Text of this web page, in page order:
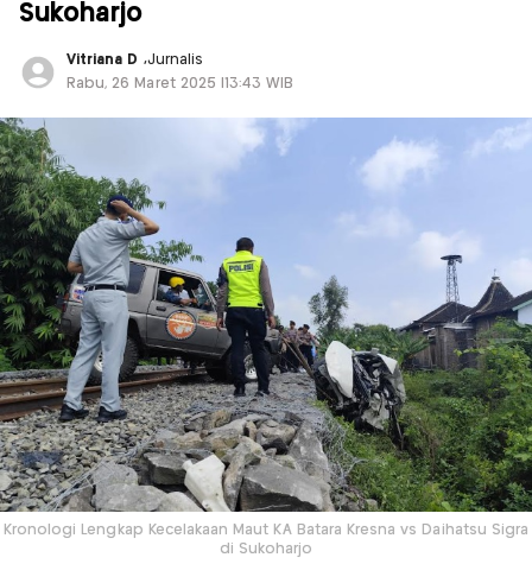
Sukoharjo
Vitriana D ,Jurnalis
Rabu, 26 Maret 2025 |13:43 WIB
Kronologi Lengkap Kecelakaan Maut KA Batara Kresna vs Daihatsu Sigra
di Sukoharjo